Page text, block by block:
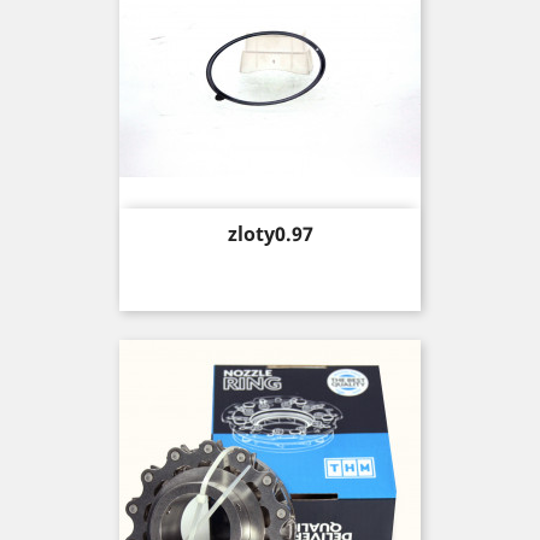
Price
zloty0.97